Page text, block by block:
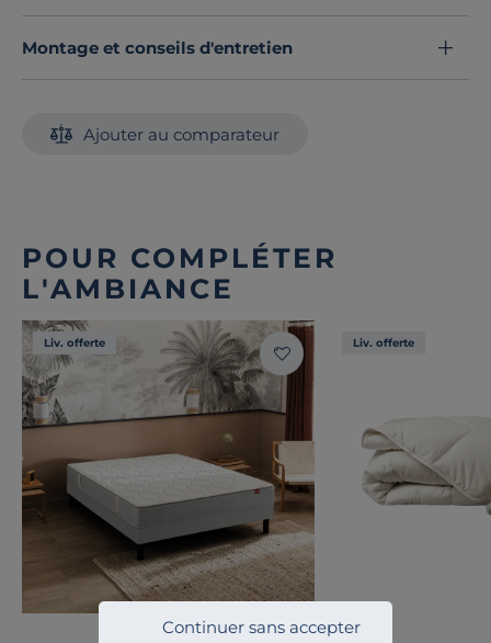
Continuer sans accepter
Montage et conseils d'entretien
Ajouter au comparateur
POUR COMPLÉTER
L'AMBIANCE
Liv. offerte Liv. offerte